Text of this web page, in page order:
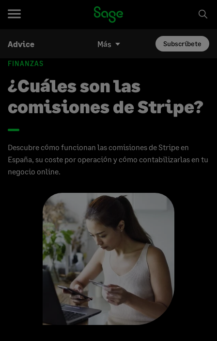
Advice Más Subscríbete
FINANZAS
¿Cuáles son las
comisiones de Stripe?
Descubre cómo funcionan las comisiones de Stripe en
España, su coste por operación y cómo contabilizarlas en tu
negocio online.